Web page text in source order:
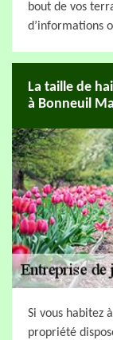
bout de vos
d’informations
La taille de
à Bonneuil
Si vous habitez
propriété